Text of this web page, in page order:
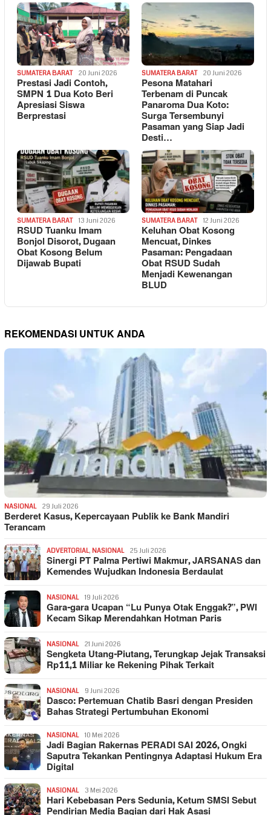
SUMATERA BARAT 20 Juni 2026
Prestasi Jadi Contoh,
SMPN 1 Dua Koto Beri
Apresiasi Siswa
Berprestasi
SUMATERA BARAT 20 Juni 2026
Pesona Matahari
Terbenam di Puncak
Panaroma Dua Koto:
Surga Tersembunyi
Pasaman yang Siap Jadi
Desti…
SUMATERA BARAT 13 Juni 2026
RSUD Tuanku Imam
Bonjol Disorot, Dugaan
Obat Kosong Belum
Dijawab Bupati
SUMATERA BARAT 12 Juni 2026
Keluhan Obat Kosong
Mencuat, Dinkes
Pasaman: Pengadaan
Obat RSUD Sudah
Menjadi Kewenangan
BLUD
REKOMENDASI UNTUK ANDA
NASIONAL 29 Juli 2026
Berderet Kasus, Kepercayaan Publik ke Bank Mandiri
Terancam
ADVERTORIAL, NASIONAL 25 Juli 2026
Sinergi PT Palma Pertiwi Makmur, JARSANAS dan
Kemendes Wujudkan Indonesia Berdaulat
NASIONAL 19 Juli 2026
Gara-gara Ucapan “Lu Punya Otak Enggak?”, PWI
Kecam Sikap Merendahkan Hotman Paris
NASIONAL 21 Juni 2026
Sengketa Utang-Piutang, Terungkap Jejak Transaksi
Rp11,1 Miliar ke Rekening Pihak Terkait
NASIONAL 9 Juni 2026
Dasco: Pertemuan Chatib Basri dengan Presiden
Bahas Strategi Pertumbuhan Ekonomi
NASIONAL 10 Mei 2026
Jadi Bagian Rakernas PERADI SAI 2026, Ongki
Saputra Tekankan Pentingnya Adaptasi Hukum Era
Digital
NASIONAL 3 Mei 2026
Hari Kebebasan Pers Sedunia, Ketum SMSI Sebut